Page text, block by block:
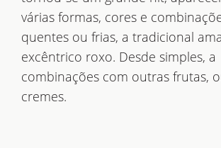
várias formas, cores e
quentes ou frias, a tradicional
excêntrico roxo. Desde simples, a
combinações com outras frutas,
cremes.